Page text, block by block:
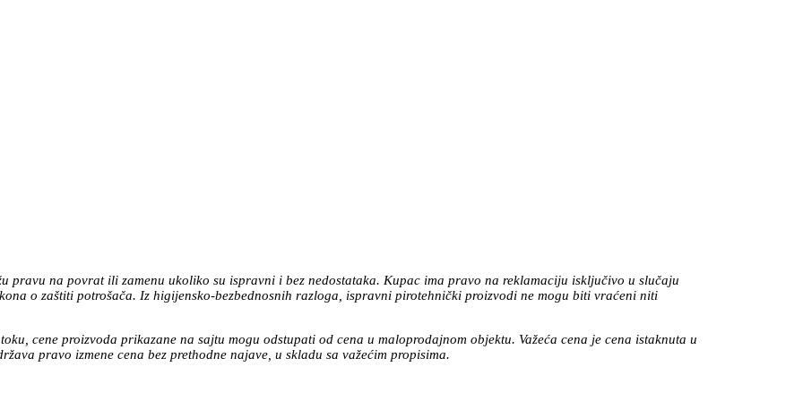
pravu na povrat ili zamenu ukoliko su ispravni i bez nedostataka. Kupac ima pravo na reklamaciju isključivo u slučaju
o zaštiti potrošača. Iz higijensko-bezbednosnih razloga, ispravni pirotehnički proizvodi ne mogu biti vraćeni niti
cene proizvoda prikazane na sajtu mogu odstupati od cena u maloprodajnom objektu. Važeća cena je cena istaknuta u
pravo izmene cena bez prethodne najave, u skladu sa važećim propisima.